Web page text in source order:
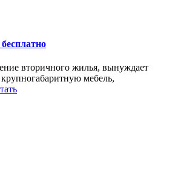
вторичного жилья, вынуждает
мебель,